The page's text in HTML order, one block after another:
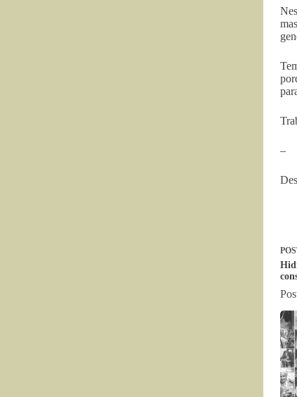
–